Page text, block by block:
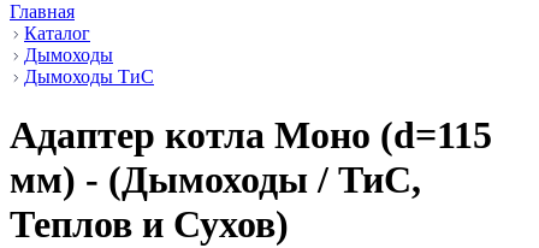
Главная
Каталог
Дымоходы
Дымоходы ТиС
Адаптер котла Моно (d=115
мм) - (Дымоходы / ТиС,
Теплов и Сухов)